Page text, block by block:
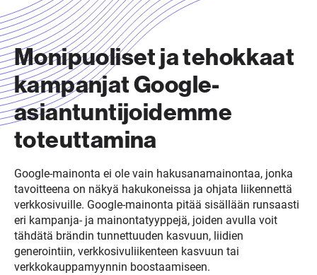
Monipuoliset ja tehokkaat
kampanjat Google-
asiantuntijoidemme
toteuttamina
Google-mainonta ei ole vain hakusanamainontaa, jonka
tavoitteena on näkyä hakukoneissa ja ohjata liikennettä
verkkosivuille. Google-mainonta pitää sisällään runsaasti
eri kampanja- ja mainontatyyppejä, joiden avulla voit
tähdätä brändin tunnettuuden kasvuun, liidien
generointiin, verkkosivuliikenteen kasvuun tai
verkkokauppamyynnin boostaamiseen.